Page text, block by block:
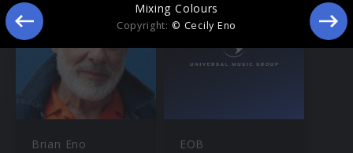
Brian Eno EOB
Mixing Colours
Copyright: © Cecily Eno